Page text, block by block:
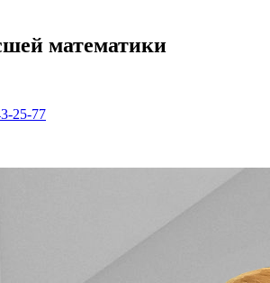
математики
25-77